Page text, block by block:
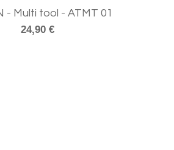
- Multi tool - ATMT 01
24,90 €